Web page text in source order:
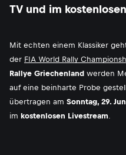
TV und im
Mit echten einem Klassiker
der FIA World Rally
Rallye Griechenland werden
auf eine beinharte Probe
übertragen am Sonntag, 29.
im kostenlosen Livestream.